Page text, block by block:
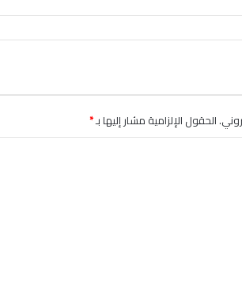
الحقول الإلزامية مشار إليها بـ*